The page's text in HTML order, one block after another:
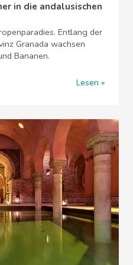
in die andalusischen
Entlang der
Granada wachsen
Bananen.
Lesen